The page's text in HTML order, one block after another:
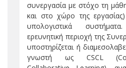
συνεργασία με στόχο τη
και στο χώρο της
υπολογιστικά
ερευνητική περιοχή της
υποστηρίζεται ή
γνωστή ως CSCL